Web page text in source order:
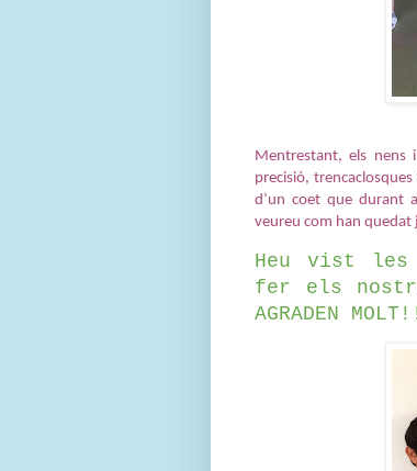
Mentrestant, els nens
precisió,
d’un coet que durant
veureu com han quedat
Heu vist les
fer els
AGRADEN